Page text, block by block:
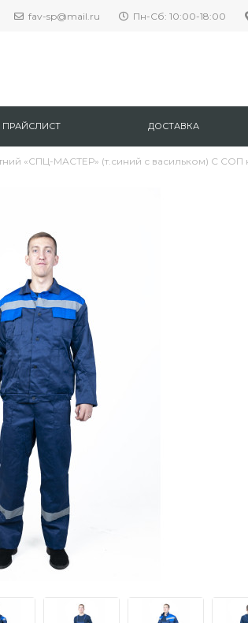
fav-sp@mail.ru Пн-Сб: 10:00-18:00
ПРАЙСЛИСТ ДОСТАВКА
«СПЦ-МАСТЕР» (т.синий с васильком) С СОП